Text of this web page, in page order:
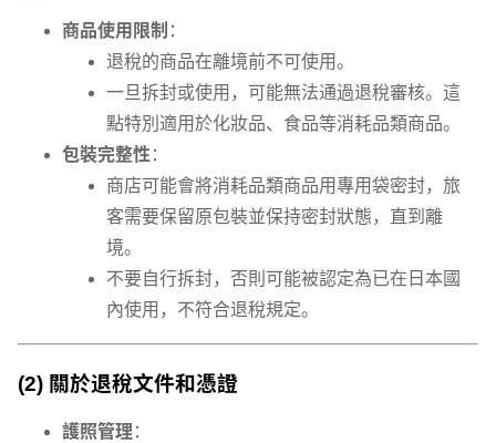
商品使用限制 ：
退稅的商品在離境前不可使用。
一旦拆封或使用，可能無法通過退稅審核。這
點特別適用於化妝品、食品等消耗品類商品。
包裝完整性 ：
商店可能會將消耗品類商品用專用袋密封，旅
客需要保留原包裝並保持密封狀態，直到離
境。
不要自行拆封，否則可能被認定為已在日本國
內使用，不符合退稅規定。
(2) 關於退稅文件和憑證
護照管理 ：